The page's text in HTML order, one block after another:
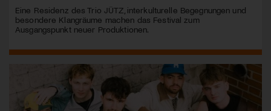
Eine Residenz des Trio JÜTZ, interkulturelle Begegnungen und
besondere Klangräume machen das Festival zum
Ausgangspunkt neuer Produktionen.